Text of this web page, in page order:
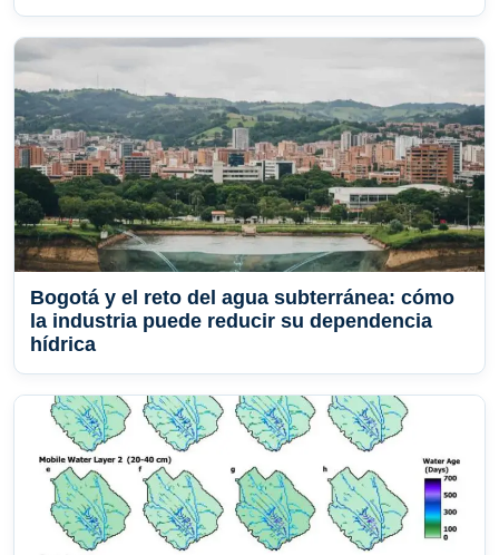
Bogotá y el reto del agua subterránea: cómo
la industria puede reducir su dependencia
hídrica